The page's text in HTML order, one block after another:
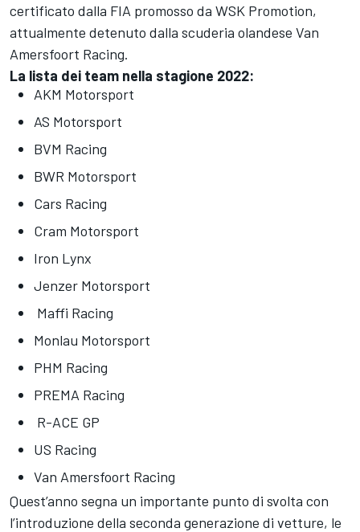
certificato dalla FIA promosso da WSK Promotion,
attualmente detenuto dalla scuderia olandese Van
Amersfoort Racing.
La lista dei team nella stagione 2022:
AKM Motorsport
AS Motorsport
BVM Racing
BWR Motorsport
Cars Racing
Cram Motorsport
Iron Lynx
Jenzer Motorsport
Maffi Racing
Monlau Motorsport
PHM Racing
PREMA Racing
R-ACE GP
US Racing
Van Amersfoort Racing
Quest’anno segna un importante punto di svolta con
l’introduzione della seconda generazione di vetture, le